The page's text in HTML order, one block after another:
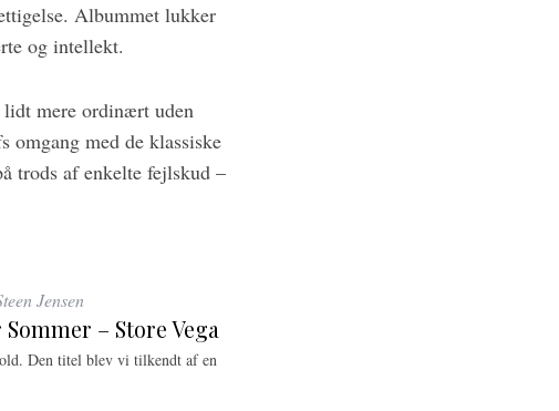
Albummet lukker
og intellekt.
lidt mere ordinært uden
omgang med de klassiske
trods af enkelte fejlskud –
Jensen
Sommer – Store Vega
Den titel blev vi tilkendt af en